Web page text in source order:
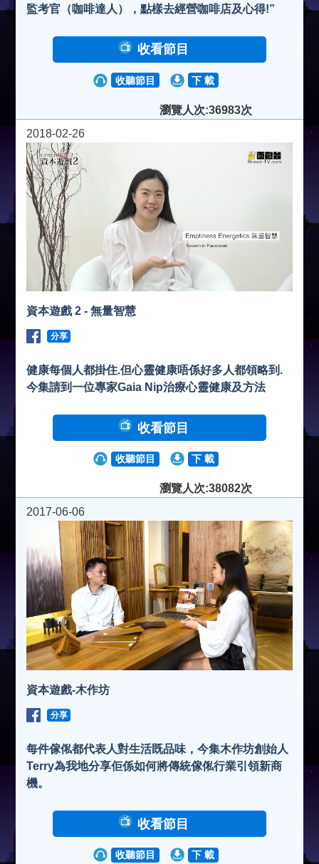
監考官（咖啡達人），點樣去經營咖啡店及心得!”
收看節目
收聽節目 下 載
瀏覽人次:36983次
2018-02-26
資本遊戲 2 - 無量智慧
分享
健康每個人都掛住.但心靈健康唔係好多人都領略到.
今集請到一位專家Gaia Nip治療心靈健康及方法
收看節目
收聽節目 下 載
瀏覽人次:38082次
2017-06-06
資本遊戲-木作坊
分享
每件傢俬都代表人對生活既品味，今集木作坊創始人
Terry為我地分享佢係如何將傳統傢俬行業引領新商
機。
收看節目
收聽節目 下 載